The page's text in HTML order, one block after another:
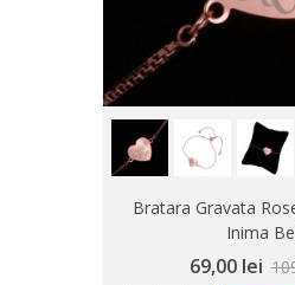
Bratara Gravata
Inima
69,00 lei